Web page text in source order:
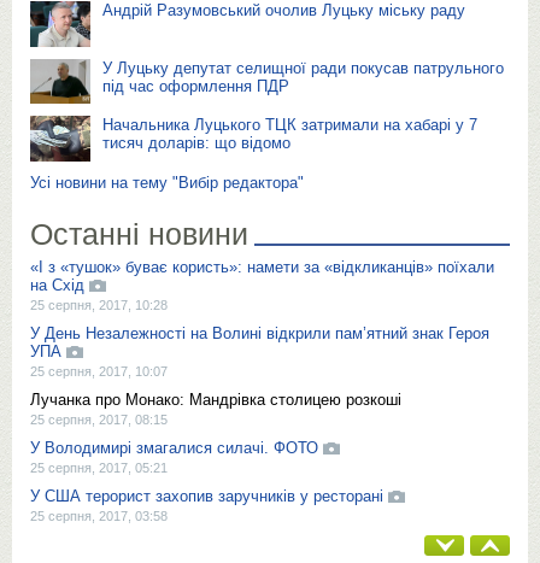
Андрій Разумовський очолив Луцьку міську раду
У Луцьку депутат селищної ради покусав патрульного
під час оформлення ПДР
Начальника Луцького ТЦК затримали на хабарі у 7
тисяч доларів: що відомо
Усі новини на тему "Вибір редактора"
Останні новини
«І з «тушок» буває користь»: намети за «відкликанців» поїхали
на Схід
25 серпня, 2017, 10:28
У День Незалежності на Волині відкрили пам’ятний знак Героя
УПА
25 серпня, 2017, 10:07
Лучанка про Монако: Мандрівка столицею розкоші
25 серпня, 2017, 08:15
У Володимирі змагалися силачі. ФОТО
25 серпня, 2017, 05:21
У США терорист захопив заручників у ресторані
25 серпня, 2017, 03:58